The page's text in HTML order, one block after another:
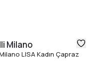
Milano
LISA Kadın Çapraz